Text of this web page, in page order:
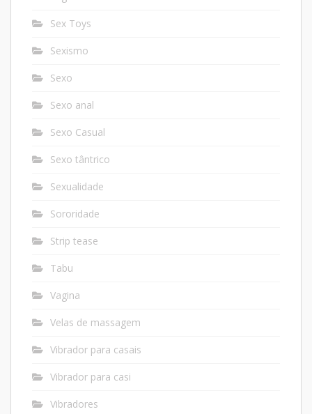
Sex Toys
Sexismo
Sexo
Sexo anal
Sexo Casual
Sexo tântrico
Sexualidade
Sororidade
Strip tease
Tabu
Vagina
Velas de massagem
Vibrador para casais
Vibrador para casi
Vibradores